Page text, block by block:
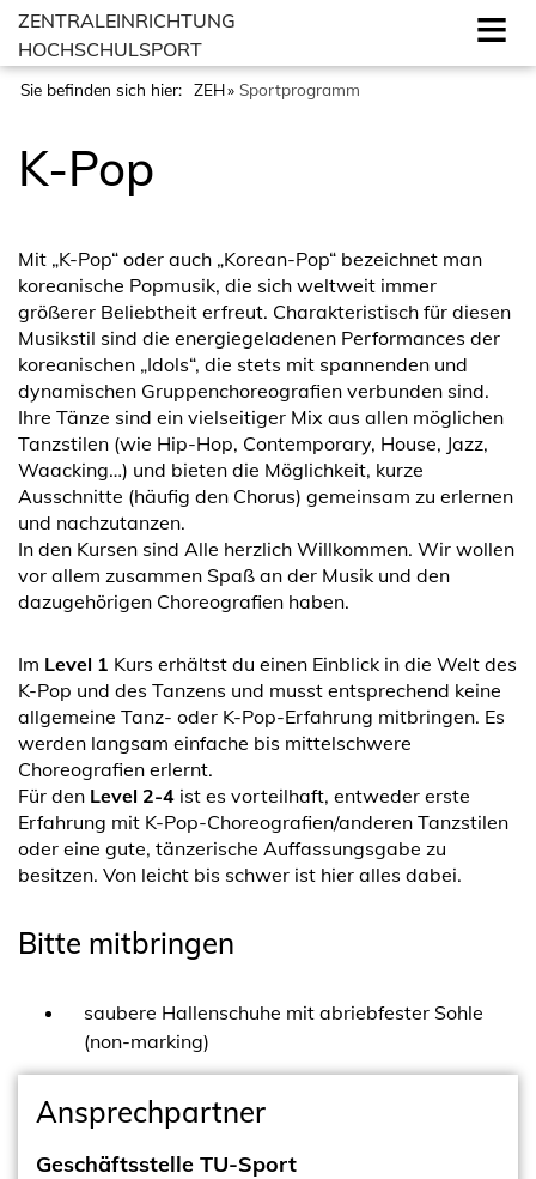
ZENTRALEINRICHTUNG
HOCHSCHULSPORT
Sie befinden sich hier: ZEH Sportprogramm
K-Pop
Mit „K-Pop“ oder auch „Korean-Pop“ bezeichnet man
koreanische Popmusik, die sich weltweit immer
größerer Beliebtheit erfreut. Charakteristisch für diesen
Musikstil sind die energiegeladenen Performances der
koreanischen „Idols“, die stets mit spannenden und
dynamischen Gruppenchoreografien verbunden sind.
Ihre Tänze sind ein vielseitiger Mix aus allen möglichen
Tanzstilen (wie Hip-Hop, Contemporary, House, Jazz,
Waacking…) und bieten die Möglichkeit, kurze
Ausschnitte (häufig den Chorus) gemeinsam zu erlernen
und nachzutanzen.
In den Kursen sind Alle herzlich Willkommen. Wir wollen
vor allem zusammen Spaß an der Musik und den
dazugehörigen Choreografien haben.
Im Level 1 Kurs erhältst du einen Einblick in die Welt des
K-Pop und des Tanzens und musst entsprechend keine
allgemeine Tanz- oder K-Pop-Erfahrung mitbringen. Es
werden langsam einfache bis mittelschwere
Choreografien erlernt.
Für den Level 2-4 ist es vorteilhaft, entweder erste
Erfahrung mit K-Pop-Choreografien/anderen Tanzstilen
oder eine gute, tänzerische Auffassungsgabe zu
besitzen. Von leicht bis schwer ist hier alles dabei.
Bitte mitbringen
saubere Hallenschuhe mit abriebfester Sohle
(non-marking)
Ansprechpartner
Geschäftsstelle TU-Sport